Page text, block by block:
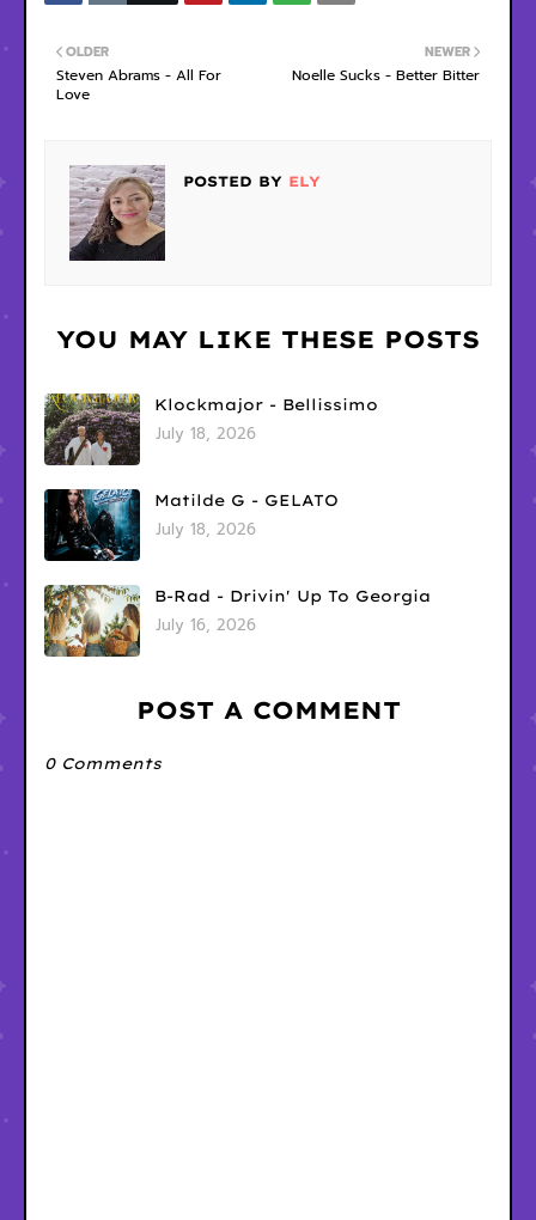
NEWER
Noelle Sucks - Better Bitter
OLDER
Steven Abrams - All For
Love
POSTED BY ELY
YOU MAY LIKE THESE POSTS
Klockmajor - Bellissimo
July 18, 2026
Matilde G - GELATO
July 18, 2026
B-Rad - Drivin' Up To Georgia
July 16, 2026
POST A COMMENT
0 Comments